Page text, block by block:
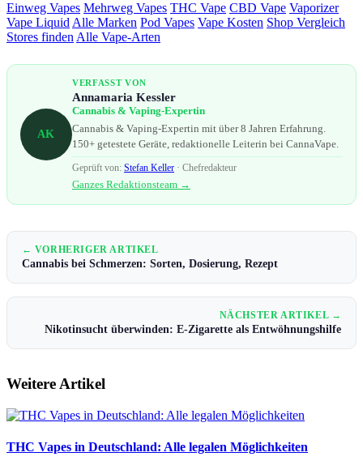
Einweg Vapes Mehrweg Vapes THC Vape CBD Vape Vaporizer
Vape LiquidAlle Marken Pod Vapes Vape Kosten Shop Vergleich
Stores findenAlle Vape-Arten
AK
VERFASST VON
Annamaria Kessler
Cannabis & Vaping-Expertin
Cannabis & Vaping-Expertin mit über 8 Jahren Erfahrung.
150+ getestete Geräte, redaktionelle Leiterin bei CannaVape.
Geprüft von: Stefan Keller · Chefredakteur
Ganzes Redaktionsteam →
← VORHERIGER ARTIKEL
Cannabis bei Schmerzen: Sorten, Dosierung, Rezept
NÄCHSTER ARTIKEL →
Nikotinsucht überwinden: E-Zigarette als Entwöhnungshilfe
Weitere Artikel
THC Vapes in Deutschland: Alle legalen Möglichkeiten